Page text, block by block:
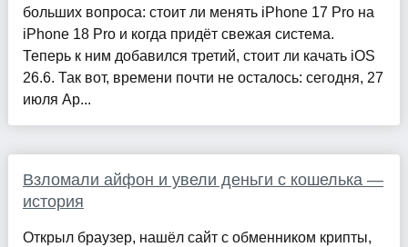
больших вопроса: стоит ли менять iPhone 17 Pro на
iPhone 18 Pro и когда придёт свежая система.
Теперь к ним добавился третий, стоит ли качать iOS
26.6. Так вот, времени почти не осталось: сегодня, 27
июля Ap...
Взломали айфон и увели деньги с кошелька —
история
Открыл браузер, нашёл сайт с обменником крипты,